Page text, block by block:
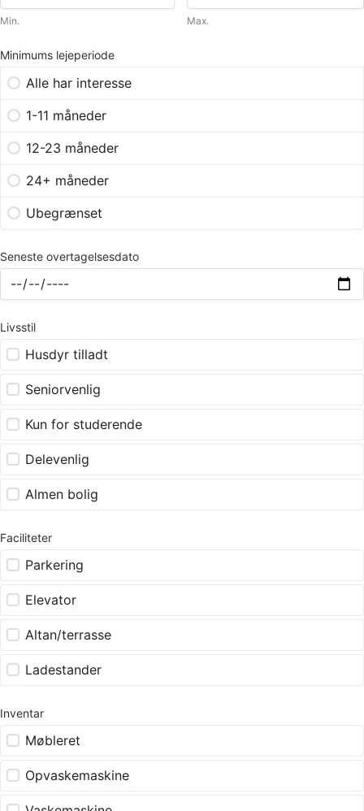
Min. Max.
Minimums lejeperiode
Alle har interesse
1-11 måneder
12-23 måneder
24+ måneder
Ubegrænset
Seneste overtagelsesdato
Livsstil
Husdyr tilladt
Seniorvenlig
Kun for studerende
Delevenlig
Almen bolig
Faciliteter
Parkering
Elevator
Altan/terrasse
Ladestander
Inventar
Møbleret
Opvaskemaskine